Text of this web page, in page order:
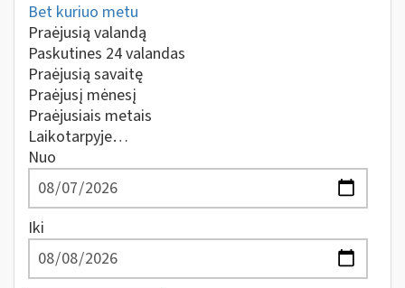
Bet kuriuo metu
Praėjusią valandą
Paskutines 24 valandas
Praėjusią savaitę
Praėjusį mėnesį
Praėjusiais metais
Laikotarpyje…
Nuo
Iki